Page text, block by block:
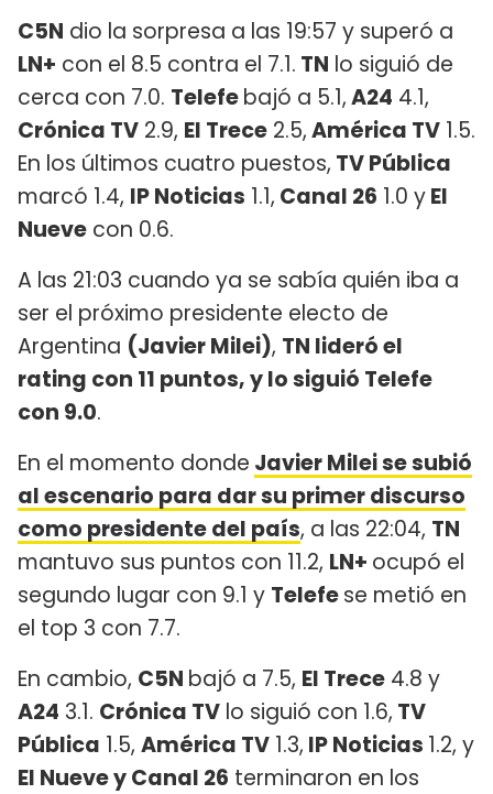
C5N dio la sorpresa a las 19:57 y superó a
LN+ con el 8.5 contra el 7.1. TN lo siguió de
cerca con 7.0. Telefebajó a 5.1,A24 4.1,
Crónica TV 2.9, El Trece 2.5,América TV 1.5.
En los últimos cuatro puestos, TV Pública
marcó 1.4, IP Noticias 1.1, Canal 26 1.0 yEl
Nueve con 0.6.
A las 21:03 cuando ya se sabía quién iba a
ser el próximo presidente electo de
Argentina (Javier Milei), TN lideró el
rating con 11 puntos, y lo siguió Telefe
con 9.0.
En el momento donde Javier Milei se subió
al escenario para dar su primer discurso
como presidente del país, a las 22:04, TN
mantuvo sus puntos con 11.2, LN+ ocupó el
segundo lugar con 9.1 y Telefese metió en
el top 3 con 7.7.
En cambio, C5N bajó a 7.5, El Trece 4.8 y
A24 3.1. Crónica TV lo siguió con 1.6, TV
Pública 1.5, América TV 1.3, IP Noticias 1.2, y
El Nueve y Canal 26 terminaron en los